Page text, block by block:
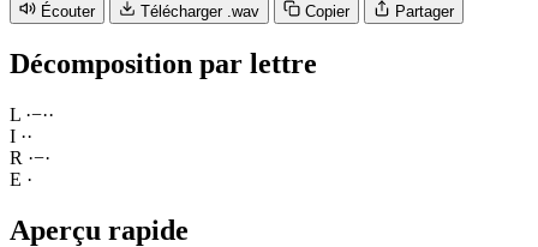
Écouter Télécharger .wav Copier Partager
Décomposition par lettre
L ·−··
I ··
R ·−·
E ·
Aperçu rapide